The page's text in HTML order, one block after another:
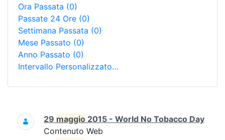
Ora Passata (0)
Passate 24 Ore (0)
Settimana Passata (0)
Mese Passato (0)
Anno Passato (0)
Intervallo Personalizzato…
Ricerca
29 maggio 2015 - World No Tobacco Day
Contenuto Web